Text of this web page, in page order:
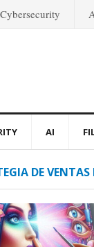
Cybersecurity
AI
DE